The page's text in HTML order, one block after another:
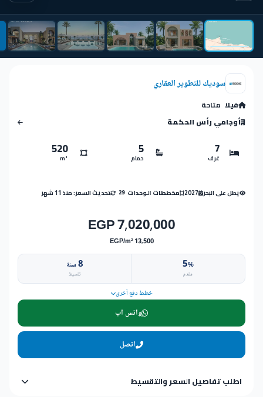
سوديك للتطوير العقاري
فيلا متاحة
أوجامي رأس الحكمة
7
غرف
5
حمام
520
m²
يطل على البحر 2027 مخططات الوحدات 29 تحديث السعر: منذ 11 شهر
7,020,000 EGP
13,500 EGP/m²
5%
مقدم
8سنة
تقسيط
خطط دفع أخرى
واتس اب
اتصل
اطلب تفاصيل السعر والتقسيط